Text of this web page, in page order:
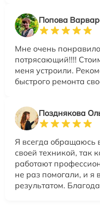
Попова
Мне очень
потрясающий!!!!
меня устроили.
быстрого ремонта
Позднякова
Я всегда обращаюсь
своей техникой, так
работают
не раз помогали, и я
результатом.